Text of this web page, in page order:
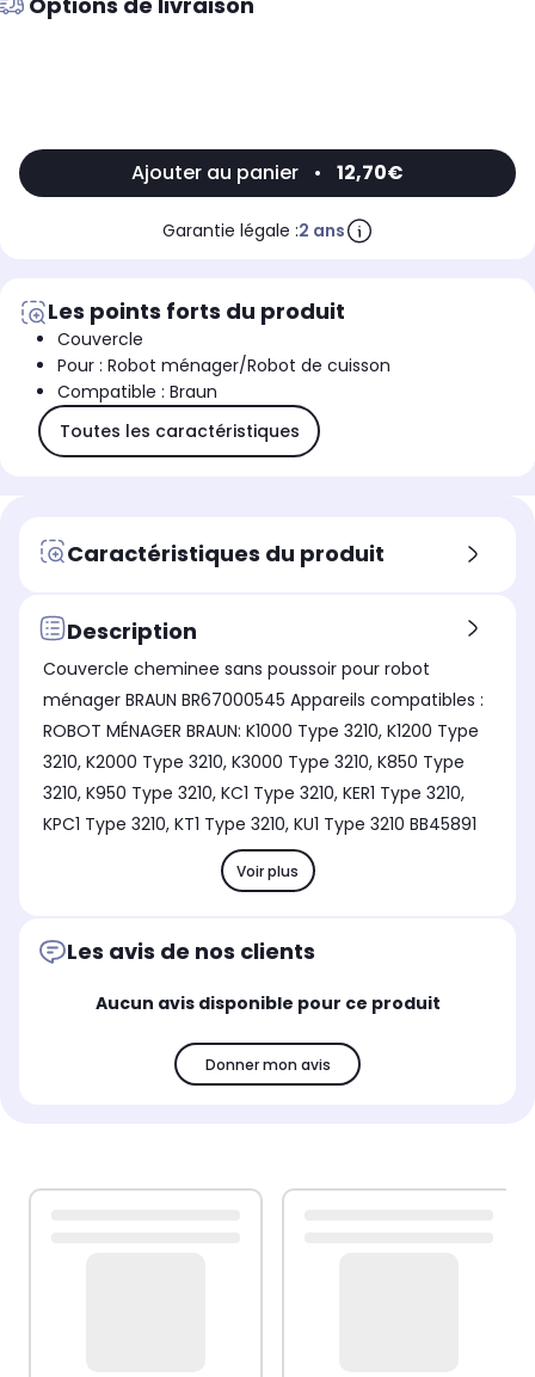
Ajouter au panier • 12,70€
Garantie légale :2 ans
Les points forts du produit
Couvercle
Pour : Robot ménager/Robot de cuisson
Compatible : Braun
Toutes les caractéristiques
Caractéristiques du produit
Description
Couvercle cheminee sans poussoir pour robot
ménager BRAUN BR67000545 Appareils compatibles :
ROBOT MÉNAGER BRAUN: K1000 Type 3210, K1200 Type
3210, K2000 Type 3210, K3000 Type 3210, K850 Type
3210, K950 Type 3210, KC1 Type 3210, KER1 Type 3210,
KPC1 Type 3210, KT1 Type 3210, KU1 Type 3210 BB45891
Voir plus
Les avis de nos clients
Aucun avis disponible pour ce produit
Donner mon avis